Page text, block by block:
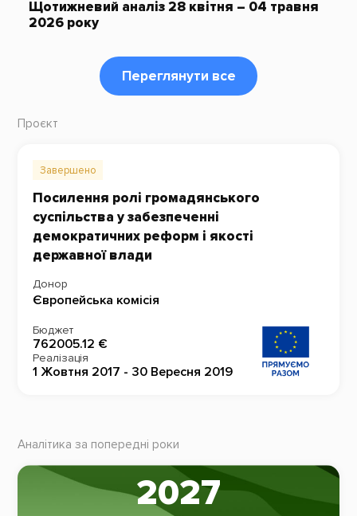
Щотижневий аналіз 28 квітня – 04 травня
2026 року
Переглянути все
Проєкт
Завершено
Посилення ролі громадянського
суспільства у забезпеченні
демократичних реформ і якості
державної влади
Донор
Європейська комісія
Бюджет
762005.12 €
Реалізація
1 Жовтня 2017 - 30 Вересня 2019
Аналітика за попередні роки
2027